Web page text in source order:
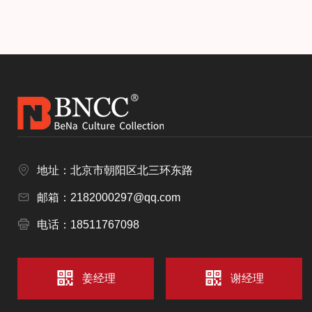
地址：北京市朝阳区北三环东路
邮箱：2182000297@qq.com
电话：18511767098
姜经理 谢经理